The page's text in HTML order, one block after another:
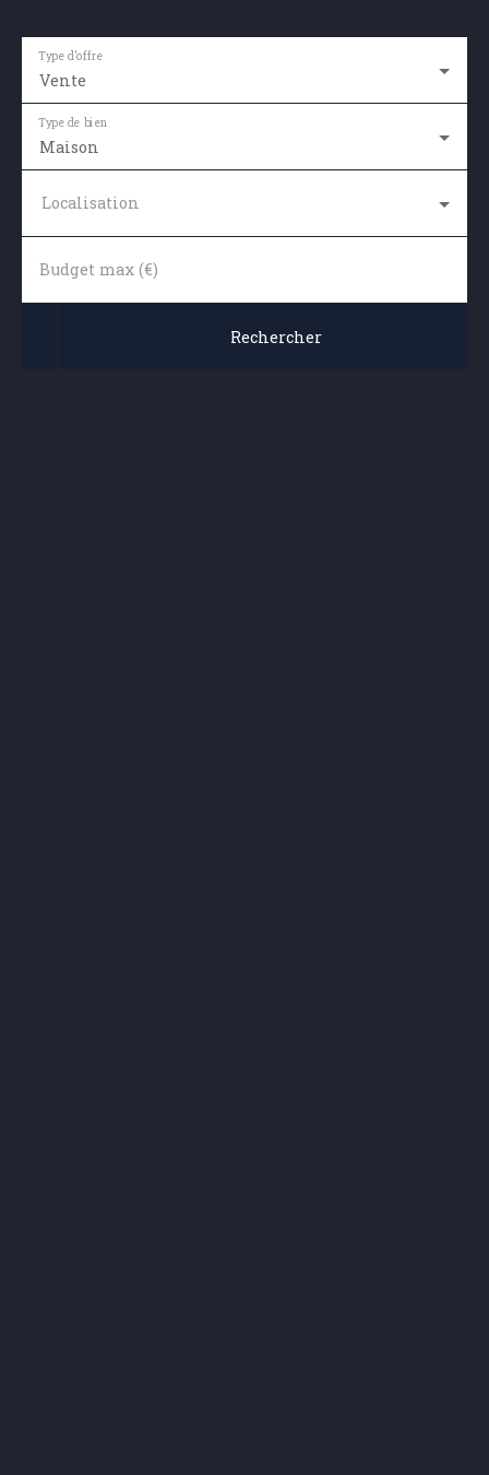
Vente
Type d'offre
Maison
Type de bien
Localisation
Budget max (€)
Rechercher